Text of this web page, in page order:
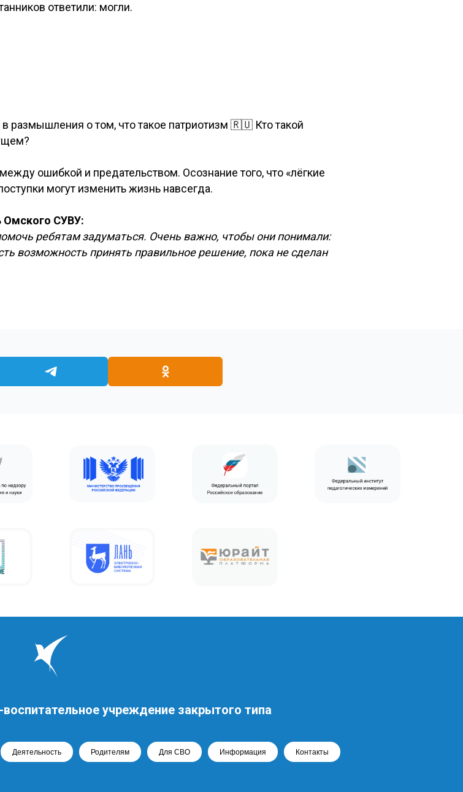
ответили: могли.
размышления о том, что такое патриотизм 🇷🇺 Кто такой
ошибкой и предательством. Осознание того, что «лёгкие
могут изменить жизнь навсегда.
Омского СУВУ:
ребятам задуматься. Очень важно, чтобы они понимали:
возможность принять правильное решение, пока не сделан
учреждение закрытого типа
Деятельность Родителям Для СВО Информация Контакты